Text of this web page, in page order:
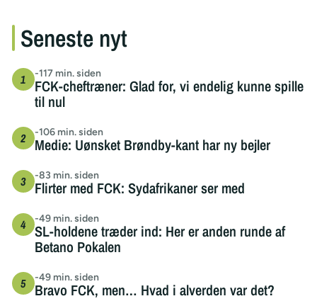
Seneste nyt
-117 min. siden
FCK-cheftræner: Glad for, vi endelig kunne spille
til nul
-106 min. siden
Medie: Uønsket Brøndby-kant har ny bejler
-83 min. siden
Flirter med FCK: Sydafrikaner ser med
-49 min. siden
SL-holdene træder ind: Her er anden runde af
Betano Pokalen
-49 min. siden
Bravo FCK, men… Hvad i alverden var det?